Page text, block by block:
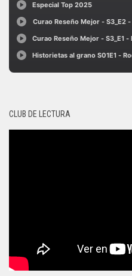
CLUB DE LECTURA